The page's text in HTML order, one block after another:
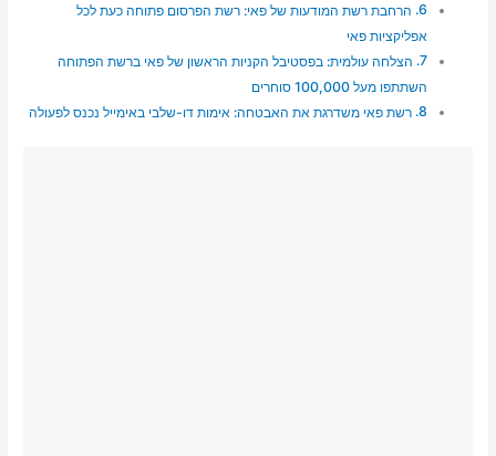
הרחבת רשת המודעות של פאי: רשת הפרסום פתוחה כעת לכל
אפליקציות פאי
הצלחה עולמית: בפסטיבל הקניות הראשון של פאי ברשת הפתוחה
השתתפו מעל 100,000 סוחרים
רשת פאי משדרגת את האבטחה: אימות דו-שלבי באימייל נכנס לפעולה